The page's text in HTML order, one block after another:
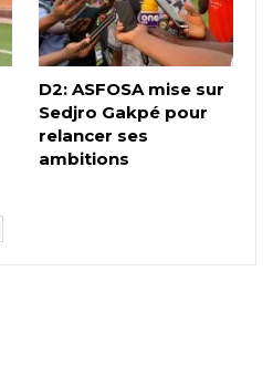
D2: ASFOSA mise sur
Sedjro Gakpé pour
relancer ses
ambitions